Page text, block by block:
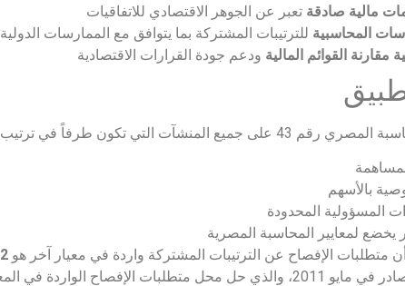
مالية صادقة تعبر عن الجوهر الاقتصادي للاتفاقيات
المحاسبية للترتيبات المشتركة بما يتوافق مع الممارسات الدولية
مقارنة القوائم المالية ودعم جودة القرارات الاقتصادية
التي تكون طرفاً في ترتيب مشترك، ويشمل ذلك:
بالأسهم
المسؤولية المحدودة
يخضع لمعايير المحاسبة المصرية
أن متطلبات الإفصاح عن الترتيبات المشتركة واردة في معيار آخر هو
والذي حل محل متطلبات الإفصاح الواردة في المعايير السابقة .